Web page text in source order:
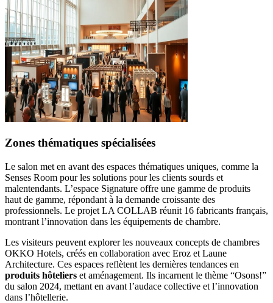
Zones thématiques spécialisées
Le salon met en avant des espaces thématiques uniques, comme la
Senses Room pour les solutions pour les clients sourds et
malentendants. L’espace Signature offre une gamme de produits
haut de gamme, répondant à la demande croissante des
professionnels. Le projet LA COLLAB réunit 16 fabricants français,
montrant l’innovation dans les équipements de chambre.
Les visiteurs peuvent explorer les nouveaux concepts de chambres
OKKO Hotels, créés en collaboration avec Eroz et Laune
Architecture. Ces espaces reflètent les dernières tendances en
produits hôteliers et aménagement. Ils incarnent le thème “Osons!”
du salon 2024, mettant en avant l’audace collective et l’innovation
dans l’hôtellerie.